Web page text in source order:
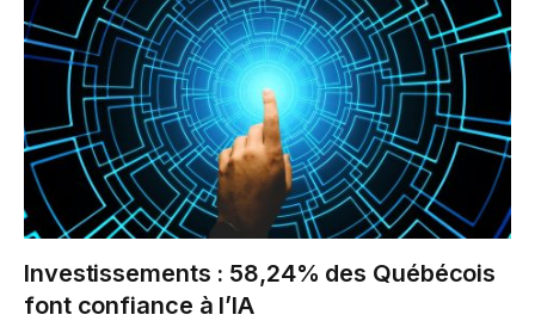
Investissements : 58,24% des Québécois
font confiance à l’IA